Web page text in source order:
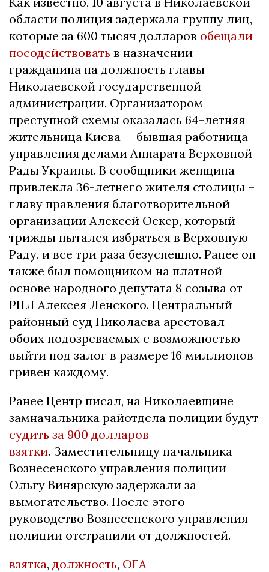
области полиция задержала группу лиц,
которые за 600 тысяч долларов обещали
посодействовать в назначении
гражданина на должность главы
Николаевской государственной
администрации. Организатором
преступной схемы оказалась 64-летняя
жительница Киева — бывшая работница
управления делами Аппарата Верховной
Рады Украины. В сообщники женщина
привлекла 36-летнего жителя столицы –
главу правления благотворительной
организации Алексей Оскер, который
трижды пытался избраться в Верховную
Раду, и все три раза безуспешно. Ранее он
также был помощником на платной
основе народного депутата 8 созыва от
РПЛ Алексея Ленского. Центральный
районный суд Николаева арестовал
обоих подозреваемых с возможностью
выйти под залог в размере 16 миллионов
гривен каждому.
Ранее Центр писал, на Николаевщине
замначальника райотдела полиции будут
судить за 900 долларов
взятки. Заместительницу начальника
Вознесенского управления полиции
Ольгу Винярскую задержали за
вымогательство. После этого
руководство Вознесенского управления
полиции отстранили от должностей.
взятка, должность, ОГА